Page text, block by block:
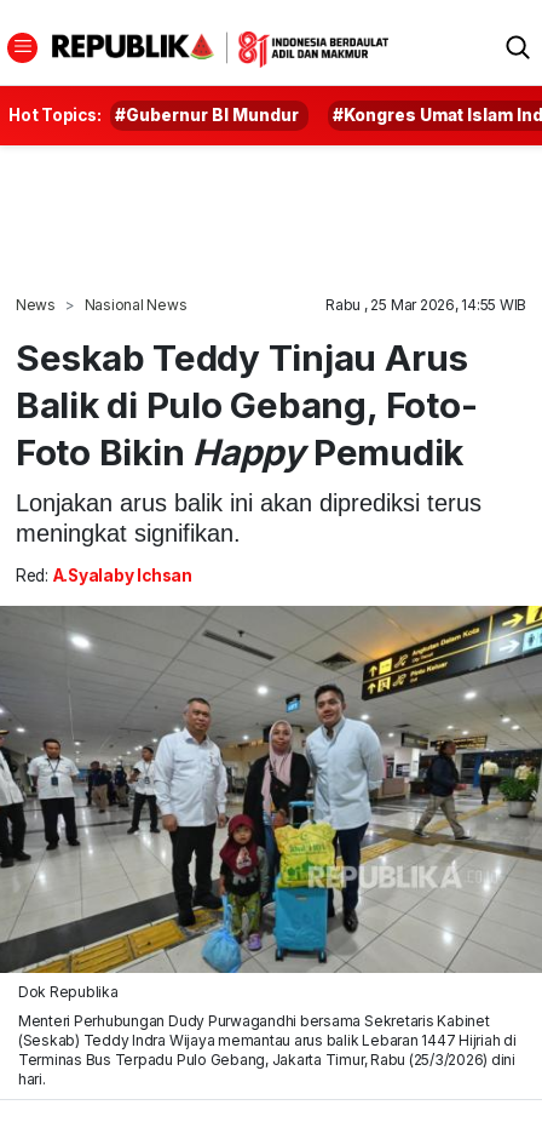
Hot Topics: #Gubernur BI Mundur #Kongres Umat Islam
News Nasional News Rabu , 25 Mar 2026, 14:55 WIB
Seskab Teddy Tinjau Arus
Balik di Pulo Gebang, Foto-
Foto Bikin HappyPemudik
Lonjakan arus balik ini akan diprediksi terus
meningkat signifikan.
Red: A.Syalaby Ichsan
Dok Republika
Menteri Perhubungan Dudy Purwagandhi bersama Sekretaris Kabinet
(Seskab) Teddy Indra Wijaya memantau arus balik Lebaran 1447 Hijriah di
Terminas Bus Terpadu Pulo Gebang, Jakarta Timur, Rabu (25/3/2026) dini
hari.